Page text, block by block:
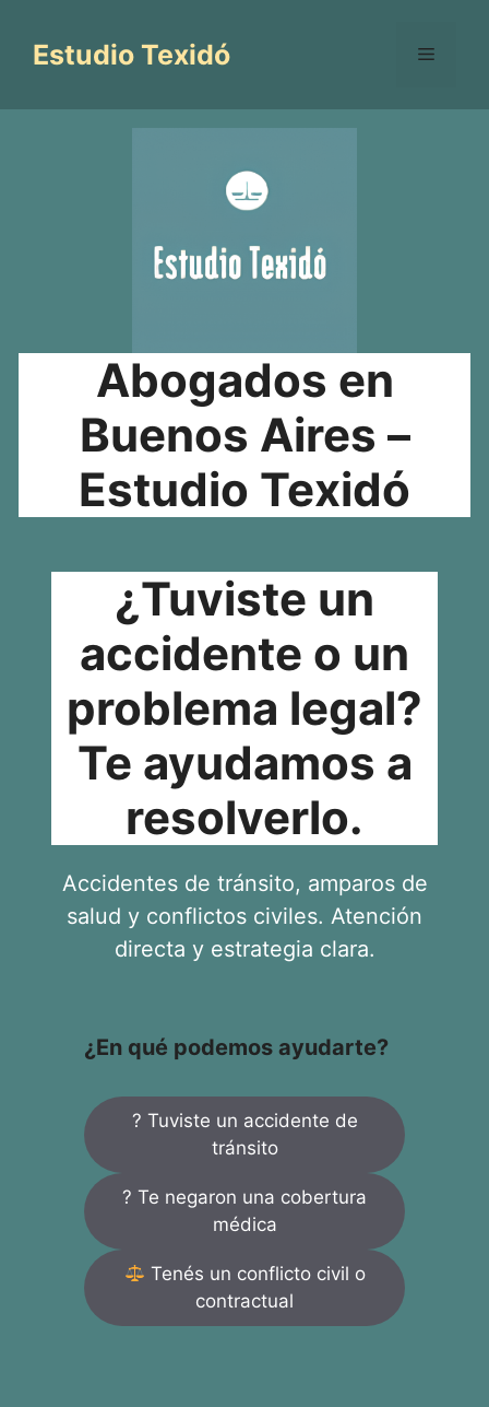
contenido
Estudio Texidó Menú
Abogados en
Buenos Aires –
Estudio Texidó
¿Tuviste un
accidente o un
problema legal?
Te ayudamos a
resolverlo.
Accidentes de tránsito, amparos de
salud y conflictos civiles. Atención
directa y estrategia clara.
¿En qué podemos ayudarte?
? Tuviste un accidente de
tránsito
? Te negaron una cobertura
médica
Tenés un conflicto civil o
contractual